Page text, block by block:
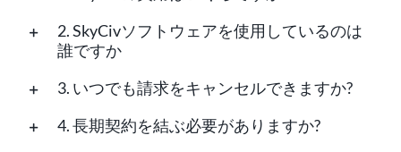
2. SkyCivソフトウェアを使用しているのは
誰ですか
3. いつでも請求をキャンセルできますか?
4. 長期契約を結ぶ必要がありますか?